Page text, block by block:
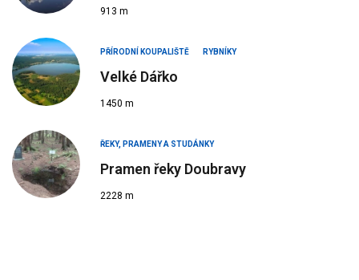
913 m
PŘÍRODNÍ KOUPALIŠTĚ RYBNÍKY
Velké Dářko
1450 m
ŘEKY, PRAMENY A STUDÁNKY
Pramen řeky Doubravy
2228 m